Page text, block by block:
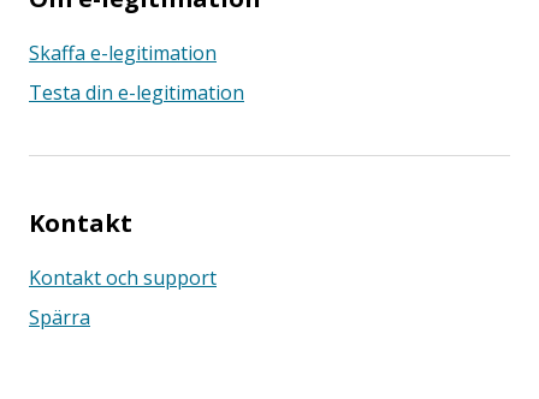
Skaffa e-legitimation
Testa din e-legitimation
Kontakt
Kontakt och support
Spärra